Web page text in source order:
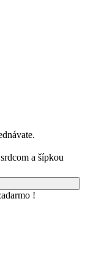
a šípkou
!